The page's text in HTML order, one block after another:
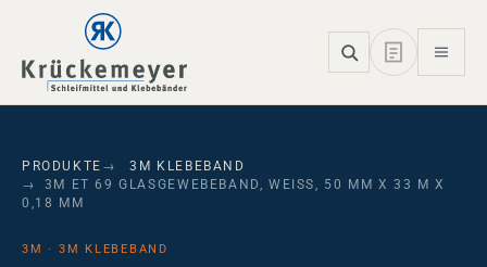
Skip to main navigation
Skip to main content
Skip to page footer
PRODUKTE
3M KLEBEBAND
3M ET 69 GLASGEWEBEBAND, WEISS, 50 MM X 33 M X 0
,18 MM
3M · 3M KLEBEBAND